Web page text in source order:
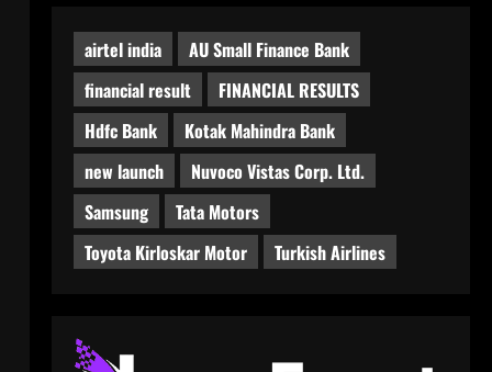
airtel india
AU Small Finance Bank
financial result
FINANCIAL RESULTS
Hdfc Bank
Kotak Mahindra Bank
new launch
Nuvoco Vistas Corp. Ltd.
Samsung
Tata Motors
Toyota Kirloskar Motor
Turkish Airlines